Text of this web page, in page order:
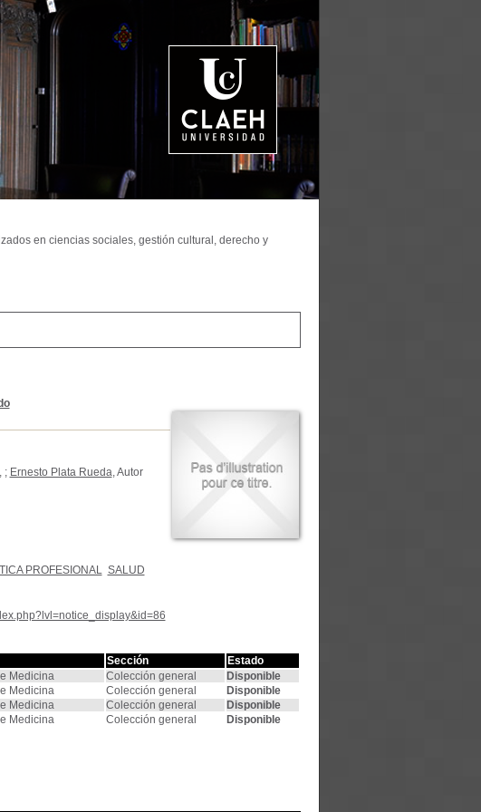
; Ernesto Plata Rueda, Autor
PROFESIONAL SALUD
Sección
Estado
Medicina Colección general
Disponible
Medicina Colección general
Disponible
Medicina Colección general
Disponible
Medicina Colección general Disponible
en ciencias sociales, gestión cultural, derecho y